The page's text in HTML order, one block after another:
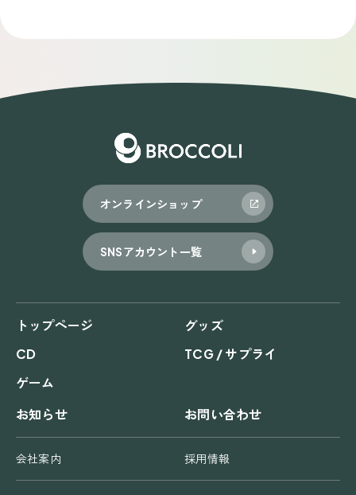
オンラインショップ
SNSアカウント一覧
トップページ
グッズ
CD
TCG / サプライ
ゲーム
お知らせ
お問い合わせ
会社案内 採用情報